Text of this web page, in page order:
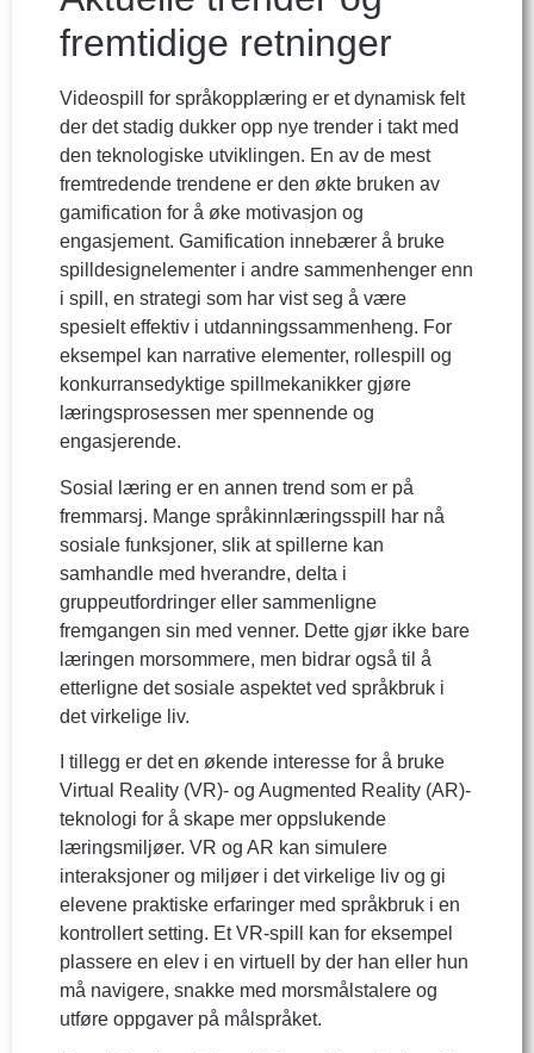
fremtidige retninger
Videospill for språkopplæring er et dynamisk felt
der det stadig dukker opp nye trender i takt med
den teknologiske utviklingen. En av de mest
fremtredende trendene er den økte bruken av
gamification for å øke motivasjon og
engasjement. Gamification innebærer å bruke
spilldesignelementer i andre sammenhenger enn
i spill, en strategi som har vist seg å være
spesielt effektiv i utdanningssammenheng. For
eksempel kan narrative elementer, rollespill og
konkurransedyktige spillmekanikker gjøre
læringsprosessen mer spennende og
engasjerende.
Sosial læring er en annen trend som er på
fremmarsj. Mange språkinnlæringsspill har nå
sosiale funksjoner, slik at spillerne kan
samhandle med hverandre, delta i
gruppeutfordringer eller sammenligne
fremgangen sin med venner. Dette gjør ikke bare
læringen morsommere, men bidrar også til å
etterligne det sosiale aspektet ved språkbruk i
det virkelige liv.
I tillegg er det en økende interesse for å bruke
Virtual Reality (VR)- og Augmented Reality (AR)-
teknologi for å skape mer oppslukende
læringsmiljøer. VR og AR kan simulere
interaksjoner og miljøer i det virkelige liv og gi
elevene praktiske erfaringer med språkbruk i en
kontrollert setting. Et VR-spill kan for eksempel
plassere en elev i en virtuell by der han eller hun
må navigere, snakke med morsmålstalere og
utføre oppgaver på målspråket.